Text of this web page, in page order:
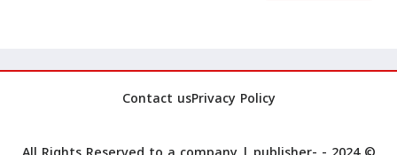
Privacy Policy
Contact us